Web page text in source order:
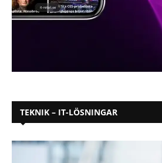
TEKNIK – IT-LÖSNINGAR